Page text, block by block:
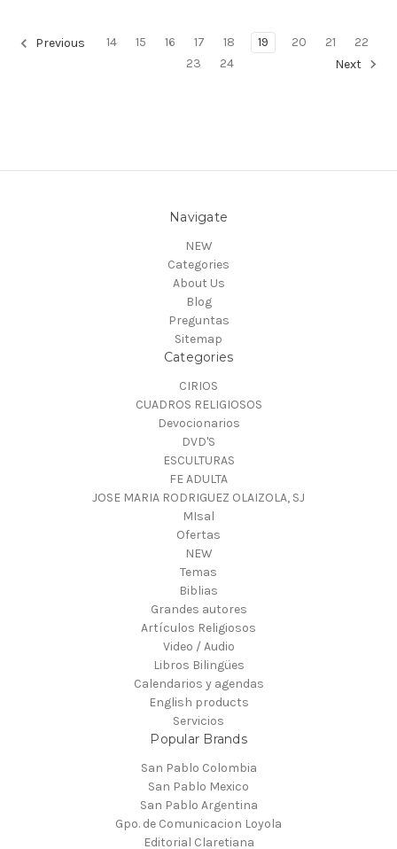
Previous 14 15 16 17 18 19 20 21
22
23
24 Next
Navigate
NEW
Categories
About Us
Blog
Preguntas
Sitemap
Categories
CIRIOS
CUADROS RELIGIOSOS
Devocionarios
DVD'S
ESCULTURAS
FE ADULTA
JOSE MARIA RODRIGUEZ OLAIZOLA, SJ
MIsal
Ofertas
NEW
Temas
Biblias
Grandes autores
Artículos Religiosos
Video / Audio
Libros Bilingües
Calendarios y agendas
English products
Servicios
Popular Brands
San Pablo Colombia
San Pablo Mexico
San Pablo Argentina
Gpo. de Comunicacion Loyola
Editorial Claretiana